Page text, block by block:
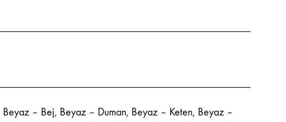
Beyaz – Bej, Beyaz – Duman, Beyaz – Keten, Beyaz –